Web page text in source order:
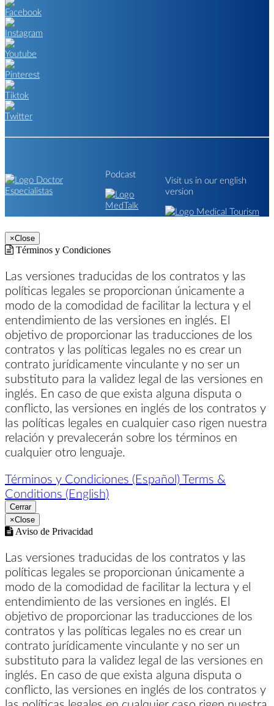
Podcast
Visit us in our english
version
×Close
Términos y Condiciones
Las versiones traducidas de los contratos y las
políticas legales se proporcionan únicamente a
modo de la comodidad de facilitar la lectura y el
entendimiento de las versiones en inglés. El
objetivo de proporcionar las traducciones de los
contratos y las políticas legales no es crear un
contrato jurídicamente vinculante y no ser un
substituto para la validez legal de las versiones en
inglés. En caso de que exista alguna disputa o
conflicto, las versiones en inglés de los contratos y
las políticas legales en cualquier caso rigen nuestra
relación y prevalecerán sobre los términos en
cualquier otro lenguaje.
Términos y Condiciones (Español) Terms &
Conditions (English)
Cerrar
×Close
Aviso de Privacidad
Las versiones traducidas de los contratos y las
políticas legales se proporcionan únicamente a
modo de la comodidad de facilitar la lectura y el
entendimiento de las versiones en inglés. El
objetivo de proporcionar las traducciones de los
contratos y las políticas legales no es crear un
contrato jurídicamente vinculante y no ser un
substituto para la validez legal de las versiones en
inglés. En caso de que exista alguna disputa o
conflicto, las versiones en inglés de los contratos y